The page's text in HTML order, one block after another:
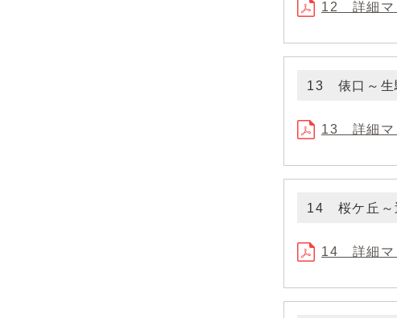
12 詳細マ
13 俵口～生
13 詳細マ
14 桜ケ丘～
14 詳細マ